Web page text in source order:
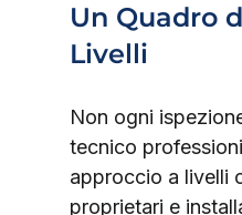
Un Quadro
Livelli
Non ogni
tecnico
approccio a livelli
proprietari e